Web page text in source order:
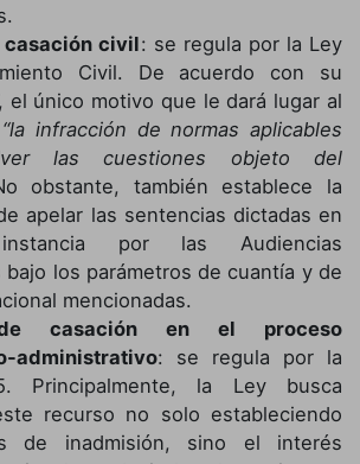
casación civil: se regula por la Ley
Civil. De acuerdo con su
el único motivo que le dará lugar al
“la infracción de normas aplicables
las cuestiones objeto del
obstante, también establece la
apelar las sentencias dictadas en
por las Audiencias
bajo los parámetros de cuantía y de
mencionadas.
casación en el proceso
administrativo: se regula por la
Principalmente, la Ley busca
recurso no solo estableciendo
de inadmisión, sino el interés